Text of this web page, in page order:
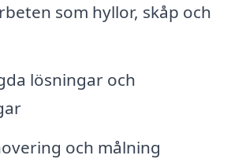
som hyllor, skåp och
lösningar och
och målning